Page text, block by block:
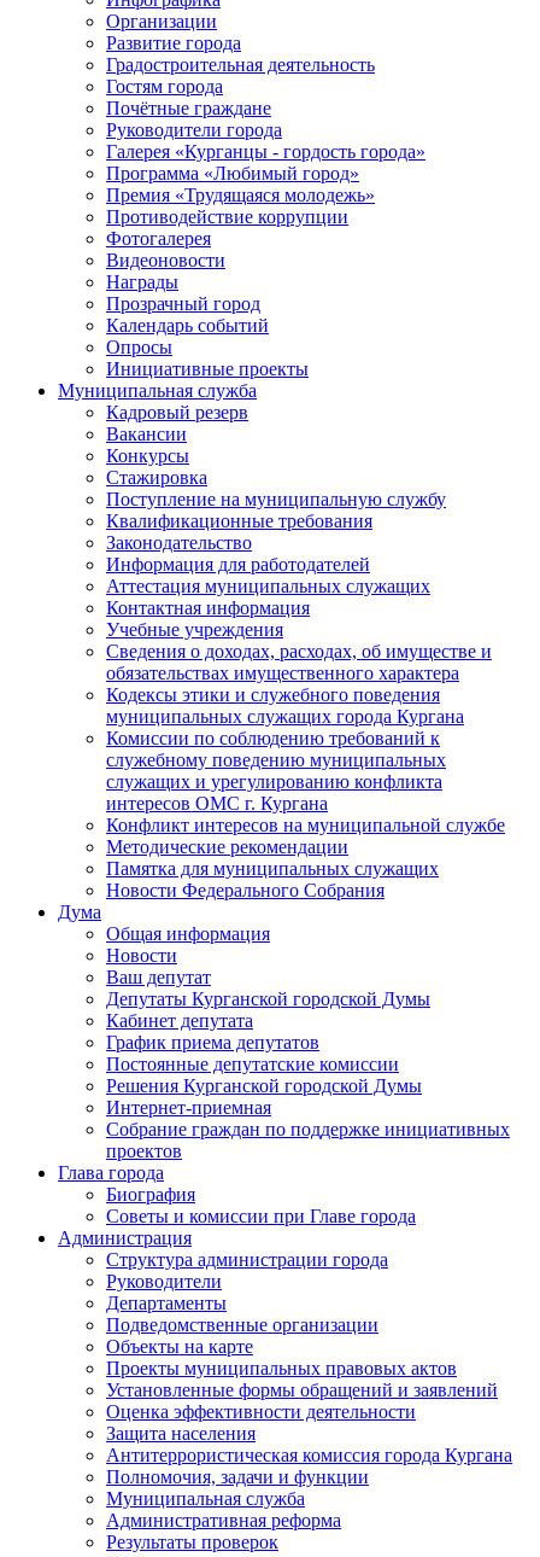
Организации
Развитие города
Градостроительная деятельность
Гостям города
Почётные граждане
Руководители города
Галерея «Курганцы - гордость города»
Программа «Любимый город»
Премия «Трудящаяся молодежь»
Противодействие коррупции
Фотогалерея
Видеоновости
Награды
Прозрачный город
Календарь событий
Опросы
Инициативные проекты
Муниципальная служба
Кадровый резерв
Вакансии
Конкурсы
Стажировка
Поступление на муниципальную службу
Квалификационные требования
Законодательство
Информация для работодателей
Аттестация муниципальных служащих
Контактная информация
Учебные учреждения
Сведения о доходах, расходах, об имуществе и
обязательствах имущественного характера
Кодексы этики и служебного поведения
муниципальных служащих города Кургана
Комиссии по соблюдению требований к
служебному поведению муниципальных
служащих и урегулированию конфликта
интересов ОМС г. Кургана
Конфликт интересов на муниципальной службе
Методические рекомендации
Памятка для муниципальных служащих
Новости Федерального Cобрания
Дума
Общая информация
Новости
Ваш депутат
Депутаты Курганской городской Думы
Кабинет депутата
График приема депутатов
Постоянные депутатские комиссии
Решения Курганской городской Думы
Интернет-приемная
Собрание граждан по поддержке инициативных
проектов
Глава города
Биография
Советы и комиссии при Главе города
Администрация
Структура администрации города
Руководители
Департаменты
Подведомственные организации
Объекты на карте
Проекты муниципальных правовых актов
Установленные формы обращений и заявлений
Оценка эффективности деятельности
Защита населения
Антитеррористическая комиссия города Кургана
Полномочия, задачи и функции
Муниципальная служба
Административная реформа
Результаты проверок